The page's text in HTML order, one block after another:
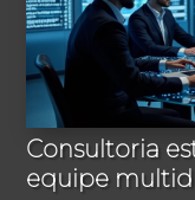
Consultoria
equipe